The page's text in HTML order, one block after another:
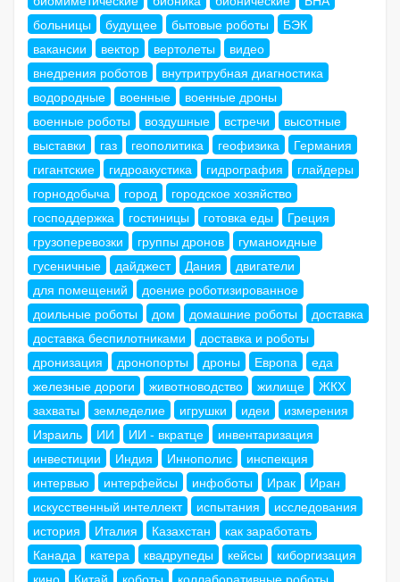
больницы
будущее бытовые роботы
БЭК
вакансии
вектор вертолеты
видео
внедрения роботов
внутритрубная диагностика
водородные
военные
военные дроны
военные роботы
воздушные встречи
высотные
выставки
газ геополитика геофизика
Германия
гигантские
гидроакустика гидрография
глайдеры
горнодобыча
город
городское хозяйство
господдержка
гостиницы готовка еды
Греция
грузоперевозки
группы дронов
гуманоидные
гусеничные
дайджест Дания
двигатели
для помещений
доение роботизированное
доильные роботы
дом домашние роботы
доставка
доставка беспилотниками
доставка и роботы
дронизация
дронопорты дроны Европа
еда
железные дороги
животноводство жилище
ЖКХ
захваты
земледелие игрушки идеи
измерения
Израиль
ИИ ИИ - вкратце
инвентаризация
инвестиции
Индия Иннополис
инспекция
интервью
интерфейсы инфоботы Ирак
Иран
искусственный интеллект
испытания
исследования
история
Италия Казахстан
как заработать
Канада
катера квадрупеды кейсы
киборгизация